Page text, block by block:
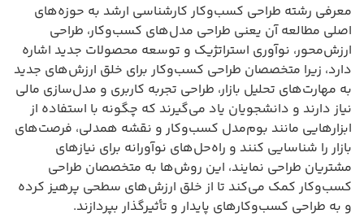
معرفی رشته طراحی کسب‌وکار کارشناسی ارشد به حوزه‌های
اصلی مطالعه آن یعنی طراحی مدل‌های کسب‌وکار، طراحی
ارزش‌محور، نوآوری استراتژیک و توسعه محصولات جدید اشاره
دارد، زیرا متخصصان طراحی کسب‌وکار برای خلق ارزش‌های جدید
به مهارت‌های تحلیل بازار، طراحی تجربه کاربری و مدل‌سازی مالی
نیاز دارند و دانشجویان یاد می‌گیرند که چگونه با استفاده از
ابزارهایی مانند بوم‌مدل کسب‌وکار و نقشه همدلی، فرصت‌های
بازار را شناسایی کنند و راه‌حل‌های نوآورانه برای نیازهای
مشتریان طراحی نمایند، این روش‌ها به متخصصان طراحی
کسب‌وکار کمک می‌کند تا از خلق ارزش‌های سطحی پرهیز کرده
و به طراحی کسب‌وکارهای پایدار و تأثیرگذار بپردازند.